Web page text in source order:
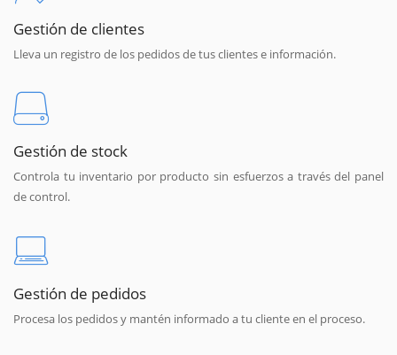
Gestión de clientes
Lleva un registro de los pedidos de tus clientes e información.
Gestión de stock
Controla tu inventario por producto sin esfuerzos a través del panel
de control.
Gestión de pedidos
Procesa los pedidos y mantén informado a tu cliente en el proceso.